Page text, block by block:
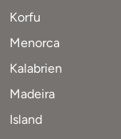
Korfu
Menorca
Kalabrien
Madeira
Island